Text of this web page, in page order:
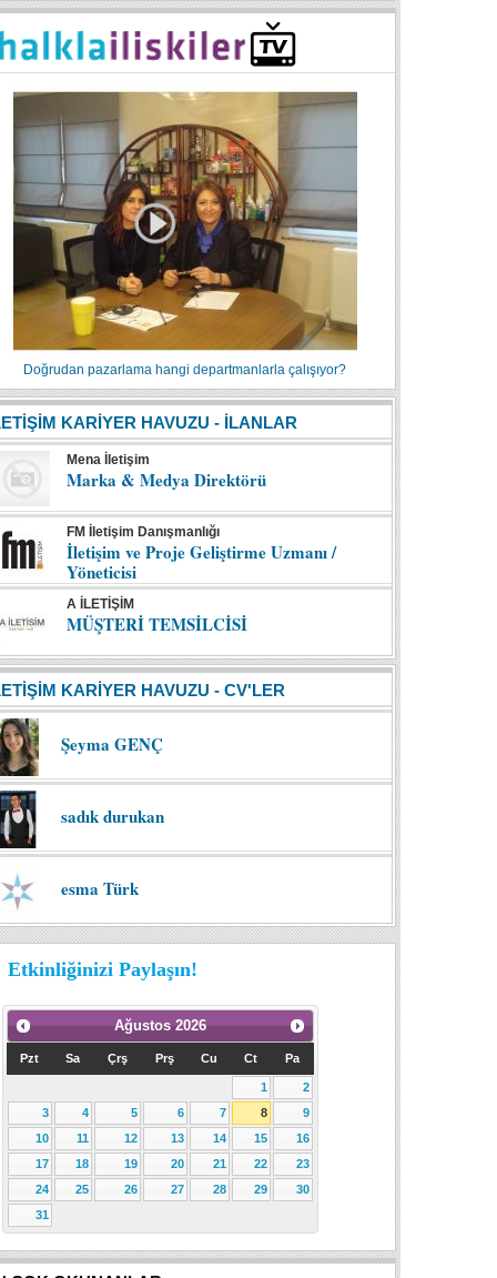
Doğrudan pazarlama hangi departmanlarla çalışıyor?
KARİYER HAVUZU - İLANLAR
Mena İletişim
Marka & Medya Direktörü
FM İletişim Danışmanlığı
İletişim ve Proje Geliştirme Uzmanı /
Yöneticisi
A İLETİŞİM
MÜŞTERİ TEMSİLCİSİ
KARİYER HAVUZU - CV'LER
Şeyma GENÇ
sadık durukan
esma Türk
Etkinliğinizi Paylaşın!
Ağustos 2026
Pzt Sa Çrş Prş Cu Ct Pa
1
2
3
4 5 6 7 8
9
10
11 12 13 14 15
16
17
18 19 20 21 22
23
24
25 26 27 28 29
30
31